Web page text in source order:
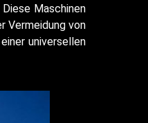
Maschinen
Vermeidung von
universellen